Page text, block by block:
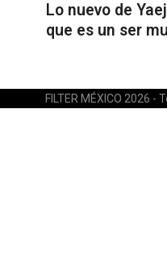
Lo nuevo de
que es un ser
FILTER MÉXICO 2026